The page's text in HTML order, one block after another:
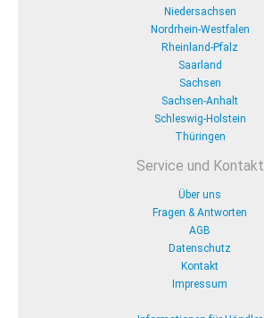
Niedersachsen
Nordrhein-Westfalen
Rheinland-Pfalz
Saarland
Sachsen
Sachsen-Anhalt
Schleswig-Holstein
Thüringen
Service und Kontakt
Über uns
Fragen & Antworten
AGB
Datenschutz
Kontakt
Impressum